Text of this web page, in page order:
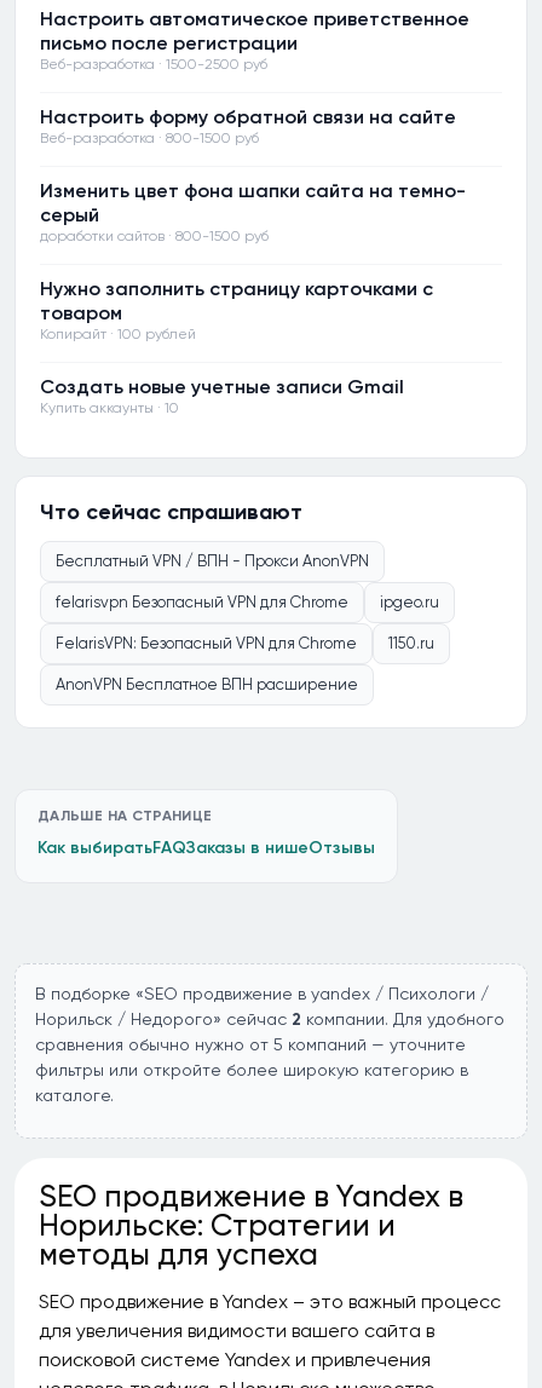
Настроить автоматическое приветственное
письмо после регистрации
Веб-разработка · 1500-2500 руб
Настроить форму обратной связи на сайте
Веб-разработка · 800-1500 руб
Изменить цвет фона шапки сайта на темно-
серый
доработки сайтов · 800-1500 руб
Нужно заполнить страницу карточками с
товаром
Копирайт · 100 рублей
Создать новые учетные записи Gmail
Купить аккаунты · 10
Что сейчас спрашивают
Бесплатный VPN / ВПН - Прокси AnonVPN
felarisvpn Безопасный VPN для Chrome ipgeo.ru
FelarisVPN: Безопасный VPN для Chrome 1150.ru
AnonVPN Бесплатное ВПН расширение
ДАЛЬШЕ НА СТРАНИЦЕ
Как выбиратьFAQЗаказы в нишеОтзывы
В подборке «SEO продвижение в yandex / Психологи /
Норильск / Недорого» сейчас 2 компании. Для удобного
сравнения обычно нужно от 5 компаний — уточните
фильтры или откройте более широкую категорию в
каталоге.
SEO продвижение в Yandex в
Норильске: Стратегии и
методы для успеха
SEO продвижение в Yandex – это важный процесс
для увеличения видимости вашего сайта в
поисковой системе Yandex и привлечения